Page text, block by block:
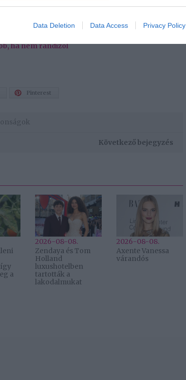
Data Deletion Data Access Privacy Policy
párod mindig melletted van és mindenben segít,
bizonnyal a tökéletes társ számodra.
ha nem randizol
Pinterest
Következő bejegyzés
a
2026-08-08.
Zendaya és Tom
Holland
luxushotelben
tartották a
lakodalmukat
2026-08-08.
Axente Vanessa
várandós